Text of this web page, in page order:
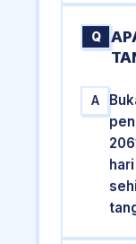
Q
A